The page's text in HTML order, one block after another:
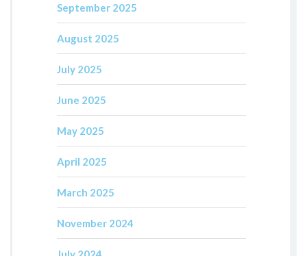
September 2025
August 2025
July 2025
June 2025
May 2025
April 2025
March 2025
November 2024